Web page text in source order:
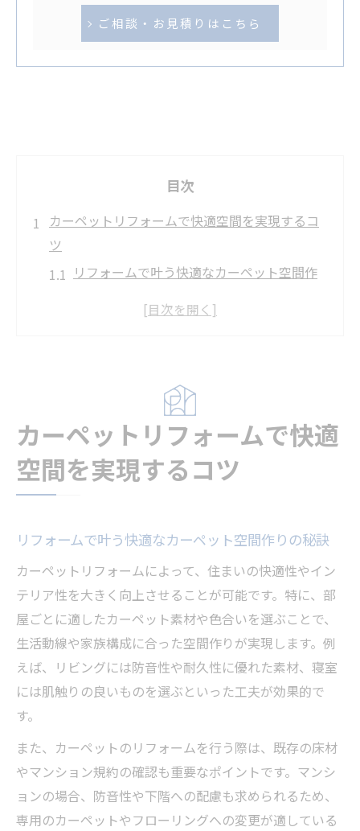
ご相談・お見積りはこちら
目次
カーペットリフォームで快適空間を実現するコ
ツ
リフォームで叶う快適なカーペット空間作
リフォームタイミングの見極め方とメンテ
ナンス術
人気のリフォームカーペットとおすすめ素
自分で挑戦するカーペット張替えの手順と注意
リフォーム初心者が押さえるカーペット張
替えの流れ
自分で行うカーペットリフォームの必要道
カーペット張替えDIYで失敗しないための注
自分でできるカーペット敷き込みリフォー
ムのポイント
費用相場から考えるリフォーム方法の選び方
カーペットリフォームで快適
空間を実現するコツ
リフォームで叶う快適なカーペット空間作りの秘訣
カーペットリフォームによって、住まいの快適性やイン
テリア性を大きく向上させることが可能です。特に、部
屋ごとに適したカーペット素材や色合いを選ぶことで、
生活動線や家族構成に合った空間作りが実現します。例
えば、リビングには防音性や耐久性に優れた素材、寝室
には肌触りの良いものを選ぶといった工夫が効果的で
す。
また、カーペットのリフォームを行う際は、既存の床材
やマンション規約の確認も重要なポイントです。マンシ
ョンの場合、防音性や下階への配慮も求められるため、
専用のカーペットやフローリングへの変更が適している